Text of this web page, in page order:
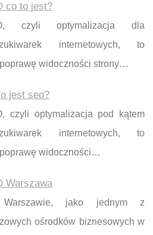
co to jest?
czyli optymalizacja dla
internetowych, to
widoczności strony…
jest seo?
czyli optymalizacja pod kątem
internetowych, to
widoczności…
Warszawa
jako jednym z
ośrodków biznesowych w